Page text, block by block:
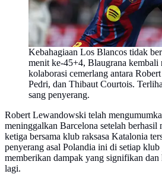
Kebahagiaan Los Blancos tidak
menit ke-45+4, Blaugrana kembali
kolaborasi cemerlang antara
Pedri, dan Thibaut Courtois.
sang penyerang.
Robert Lewandowski telah
meninggalkan Barcelona setelah berhasil
ketiga bersama klub raksasa Katalonia
penyerang asal Polandia ini di setiap
memberikan dampak yang signifikan
lagi.